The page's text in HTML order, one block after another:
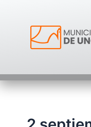
contenido